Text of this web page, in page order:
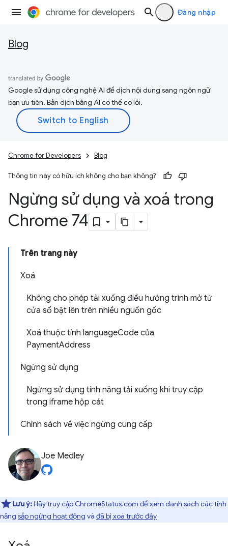
Đăng nhập
Blog
Google sử dụng công nghệ AI để dịch nội dung sang ngôn ngữ
bạn ưu tiên. Bản dịch bằng AI có thể có lỗi.
Chrome for Developers Blog
Thông tin này có hữu ích không cho bạn không?
Ngừng sử dụng và xoá trong
Chrome 74
Trên trang này
Xoá
Không cho phép tải xuống điều hướng trình mở từ
cửa sổ bật lên trên nhiều nguồn gốc
Xoá thuộc tính languageCode của
PaymentAddress
Ngừng sử dụng
Ngừng sử dụng tính năng tải xuống khi truy cập
trong iframe hộp cát
Chính sách về việc ngừng cung cấp
Joe Medley
Lưu ý:Hãy truy cập ChromeStatus.com để xem danh sách các tính
năng sắp ngừng hoạt động và đã bị xoá trước đây